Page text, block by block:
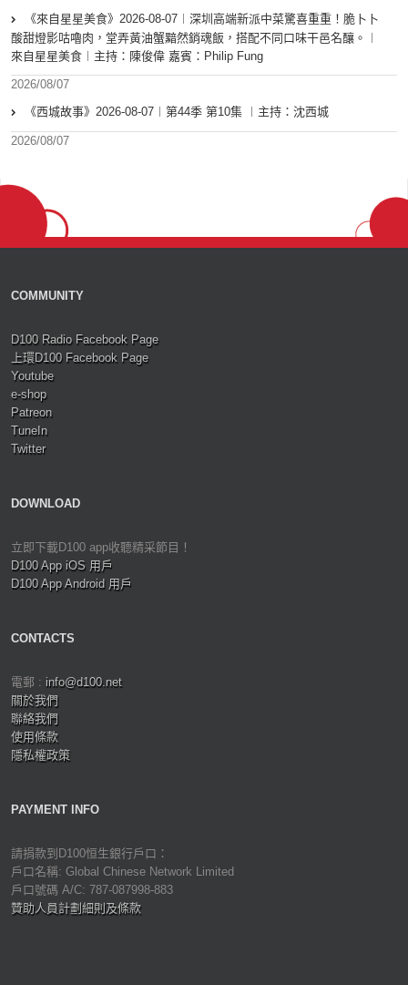
《來自星星美食》2026-08-07︱深圳高端新派中菜驚喜重重！脆卜卜
酸甜燈影咕嚕肉，堂弄黃油蟹黯然銷魂飯，搭配不同口味干邑名釀。︱
來自星星美食︱主持：陳俊偉 嘉賓：Philip Fung
2026/08/07
《西城故事》2026-08-07︱第44季 第10集 ︱主持：沈西城
2026/08/07
COMMUNITY
D100 Radio Facebook Page
上環D100 Facebook Page
Youtube
e-shop
Patreon
TuneIn
Twitter
DOWNLOAD
立即下載D100 app收聽精采節目！
D100 App iOS 用戶
D100 App Android 用戶
CONTACTS
電郵 : info@d100.net
關於我們
聯絡我們
使用條款
隱私權政策
PAYMENT INFO
請捐款到D100恒生銀行戶口：
戶口名稱: Global Chinese Network Limited
戶口號碼 A/C: 787-087998-883
贊助人員計劃細則及條款